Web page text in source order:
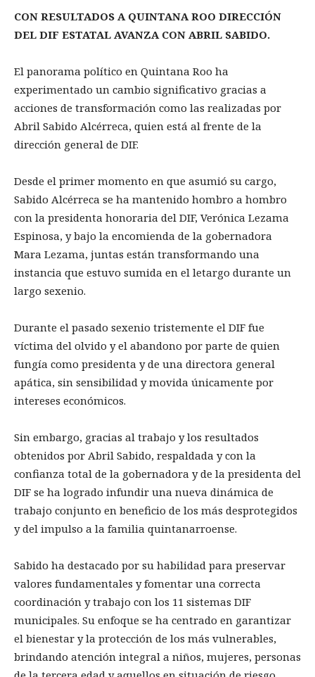
CON RESULTADOS A QUINTANA ROO DIRECCIÓN
DEL DIF ESTATAL AVANZA CON ABRIL SABIDO.
El panorama político en Quintana Roo ha
experimentado un cambio significativo gracias a
acciones de transformación como las realizadas por
Abril Sabido Alcérreca, quien está al frente de la
dirección general de DIF.
Desde el primer momento en que asumió su cargo,
Sabido Alcérreca se ha mantenido hombro a hombro
con la presidenta honoraria del DIF, Verónica Lezama
Espinosa, y bajo la encomienda de la gobernadora
Mara Lezama, juntas están transformando una
instancia que estuvo sumida en el letargo durante un
largo sexenio.
Durante el pasado sexenio tristemente el DIF fue
víctima del olvido y el abandono por parte de quien
fungía como presidenta y de una directora general
apática, sin sensibilidad y movida únicamente por
intereses económicos.
Sin embargo, gracias al trabajo y los resultados
obtenidos por Abril Sabido, respaldada y con la
confianza total de la gobernadora y de la presidenta del
DIF se ha logrado infundir una nueva dinámica de
trabajo conjunto en beneficio de los más desprotegidos
y del impulso a la familia quintanarroense.
Sabido ha destacado por su habilidad para preservar
valores fundamentales y fomentar una correcta
coordinación y trabajo con los 11 sistemas DIF
municipales. Su enfoque se ha centrado en garantizar
el bienestar y la protección de los más vulnerables,
brindando atención integral a niños, mujeres, personas